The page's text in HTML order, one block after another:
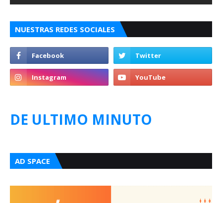
NUESTRAS REDES SOCIALES
DE ULTIMO MINUTO
AD SPACE